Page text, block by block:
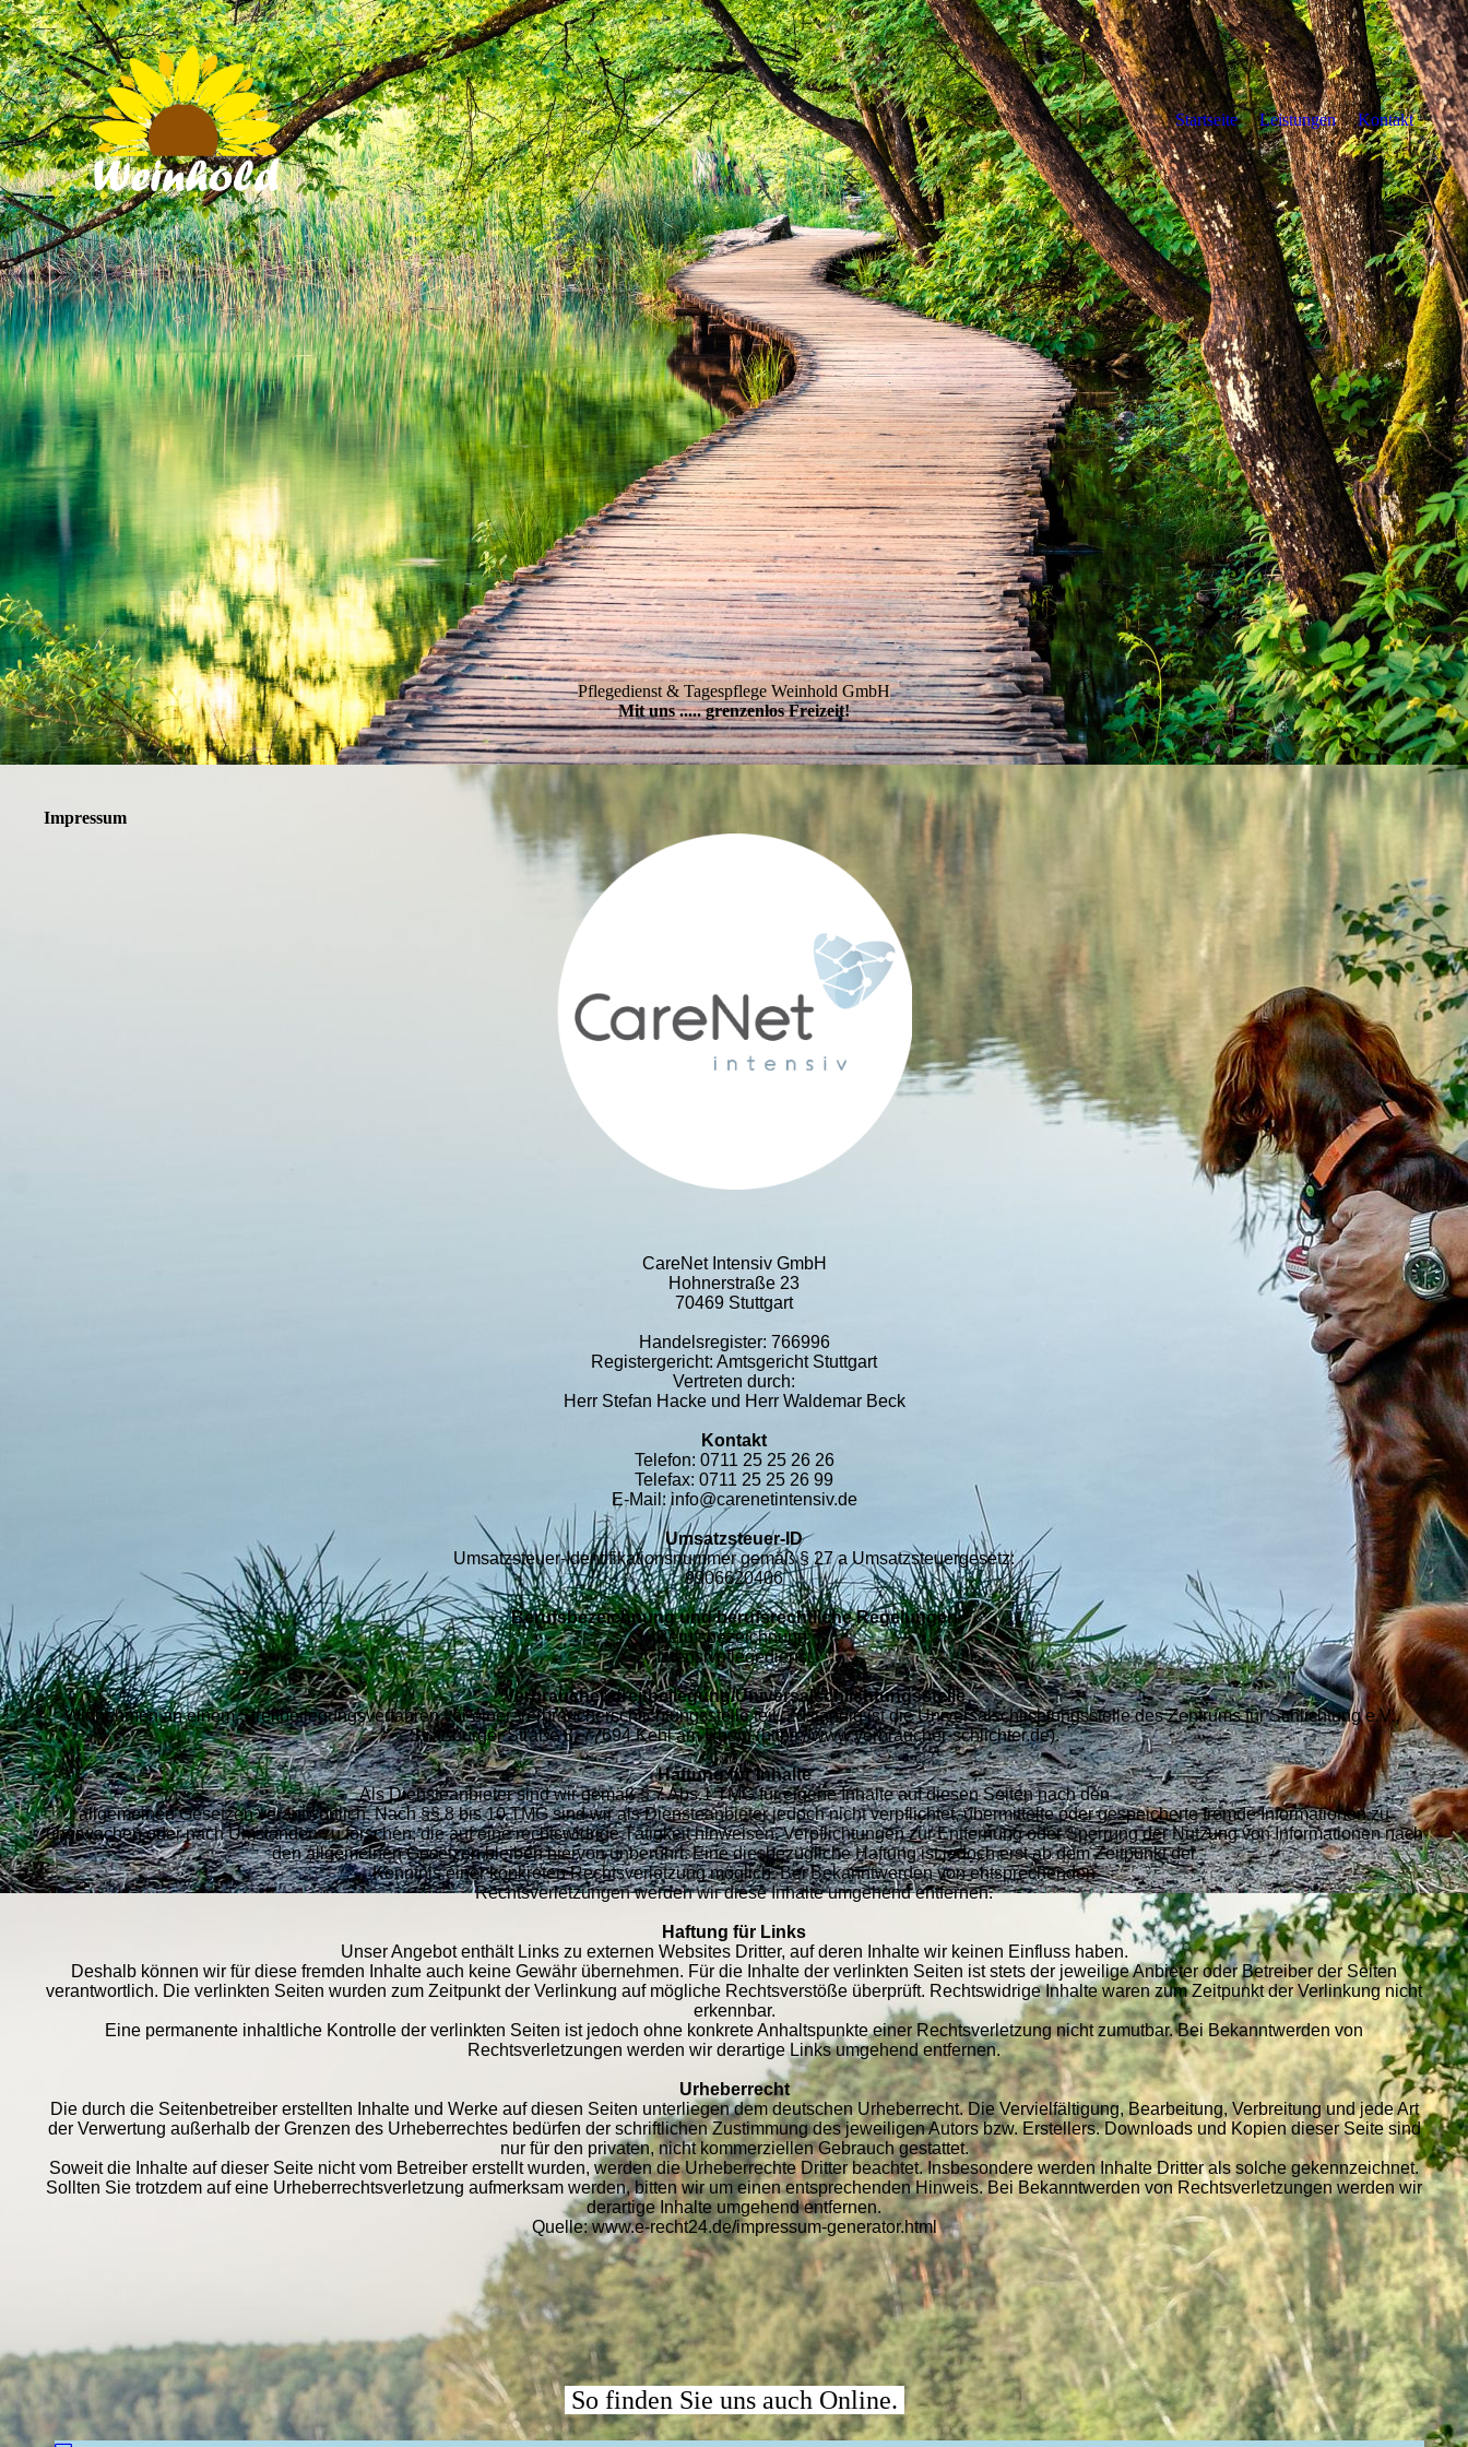
Startseite Leistungen Kontakt
Pflegedienst & Tagespflege Weinhold GmbH
Mit uns ..... grenzenlos Freizeit!
Impressum
CareNet Intensiv GmbH
Hohnerstraße 23
70469 Stuttgart
Handelsregister: 766996
Registergericht: Amtsgericht Stuttgart
Vertreten durch:
Herr Stefan Hacke und Herr Waldemar Beck
Kontakt
Telefon: 0711 25 25 26 26
Telefax: 0711 25 25 26 99
E-Mail: info@carenetintensiv.de
Umsatzsteuer-ID
Umsatzsteuer-Identifikationsnummer gemäß § 27 a Umsatzsteuergesetz:
9906620406
Berufsbezeichnung und berufsrechtliche Regelungen
Berufsbezeichnung:
Intensivpflegedienst
Verbraucher­streit­beilegung/Universal­schlichtungs­stelle
Wir nehmen an einem Streitbeilegungsverfahren vor einer Verbraucherschlichtungsstelle teil. Zuständig ist die Universalschlichtungsstelle des Zentrums für Schlichtung e.V.,
Straßburger Straße 8, 77694 Kehl am Rhein (https://www.verbraucher-schlichter.de).
Haftung für Inhalte
Als Diensteanbieter sind wir gemäß § 7 Abs.1 TMG für eigene Inhalte auf diesen Seiten nach den
allgemeinen Gesetzen verantwortlich. Nach §§ 8 bis 10 TMG sind wir als Diensteanbieter jedoch nicht verpflichtet, übermittelte oder gespeicherte fremde Informationen zu
überwachen oder nach Umständen zu forschen, die auf eine rechtswidrige Tätigkeit hinweisen. Verpflichtungen zur Entfernung oder Sperrung der Nutzung von Informationen nach
den allgemeinen Gesetzen bleiben hiervon unberührt. Eine diesbezügliche Haftung ist jedoch erst ab dem Zeitpunkt der
Kenntnis einer konkreten Rechtsverletzung möglich. Bei Bekanntwerden von entsprechenden
Rechtsverletzungen werden wir diese Inhalte umgehend entfernen.
Haftung für Links
Unser Angebot enthält Links zu externen Websites Dritter, auf deren Inhalte wir keinen Einfluss haben.
Deshalb können wir für diese fremden Inhalte auch keine Gewähr übernehmen. Für die Inhalte der verlinkten Seiten ist stets der jeweilige Anbieter oder Betreiber der Seiten
verantwortlich. Die verlinkten Seiten wurden zum Zeitpunkt der Verlinkung auf mögliche Rechtsverstöße überprüft. Rechtswidrige Inhalte waren zum Zeitpunkt der Verlinkung nicht
erkennbar.
Eine permanente inhaltliche Kontrolle der verlinkten Seiten ist jedoch ohne konkrete Anhaltspunkte einer Rechtsverletzung nicht zumutbar. Bei Bekanntwerden von
Rechtsverletzungen werden wir derartige Links umgehend entfernen.
Urheberrecht
Die durch die Seitenbetreiber erstellten Inhalte und Werke auf diesen Seiten unterliegen dem deutschen Urheberrecht. Die Vervielfältigung, Bearbeitung, Verbreitung und jede Art
der Verwertung außerhalb der Grenzen des Urheberrechtes bedürfen der schriftlichen Zustimmung des jeweiligen Autors bzw. Erstellers. Downloads und Kopien dieser Seite sind
nur für den privaten, nicht kommerziellen Gebrauch gestattet.
Soweit die Inhalte auf dieser Seite nicht vom Betreiber erstellt wurden, werden die Urheberrechte Dritter beachtet. Insbesondere werden Inhalte Dritter als solche gekennzeichnet.
Sollten Sie trotzdem auf eine Urheberrechtsverletzung aufmerksam werden, bitten wir um einen entsprechenden Hinweis. Bei Bekanntwerden von Rechtsverletzungen werden wir
derartige Inhalte umgehend entfernen.
Quelle: www.e-recht24.de/impressum-generator.html
So finden Sie uns auch Online.